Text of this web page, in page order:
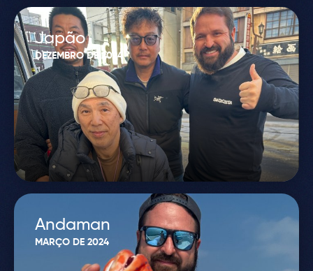
Japão
DEZEMBRO DE 2024
Andaman
MARÇO DE 2024